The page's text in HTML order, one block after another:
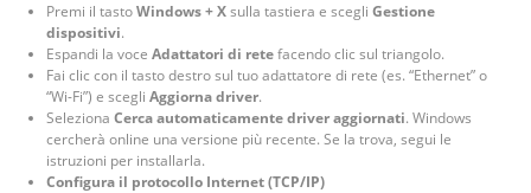
Premi il tastoWindows + Xsulla tastiera e scegli Gestione
dispositivi.
Espandi la voce Adattatori di retefacendo clic sul triangolo.
Fai clic con il tasto destro sul tuo adattatore di rete (es. “Ethernet” o
“Wi-Fi”) e scegli Aggiorna driver.
Seleziona Cerca automaticamente driver aggiornati. Windows
cercherà online una versione più recente. Se la trova, segui le
istruzioni per installarla.
Configura il protocollo Internet (TCP/IP)